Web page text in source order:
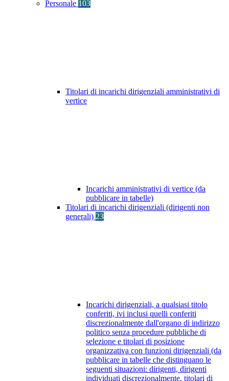
Personale 103
Titolari di incarichi dirigenziali amministrativi di
vertice
Incarichi amministrativi di vertice (da
pubblicare in tabelle)
Titolari di incarichi dirigenziali (dirigenti non
generali) 23
Incarichi dirigenziali, a qualsiasi titolo
conferiti, ivi inclusi quelli conferiti
discrezionalmente dall'organo di indirizzo
politico senza procedure pubbliche di
selezione e titolari di posizione
organizzativa con funzioni dirigenziali (da
pubblicare in tabelle che distinguano le
seguenti situazioni: dirigenti, dirigenti
individuati discrezionalmente, titolari di